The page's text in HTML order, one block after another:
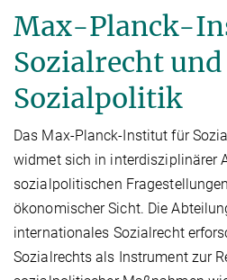
Max-Planck-
Sozialrecht und
Sozialpolitik
Das Max-Planck-Institut für
widmet sich in interdisziplinärer
sozialpolitischen
ökonomischer Sicht. Die
internationales Sozialrecht
Sozialrechts als Instrument zur